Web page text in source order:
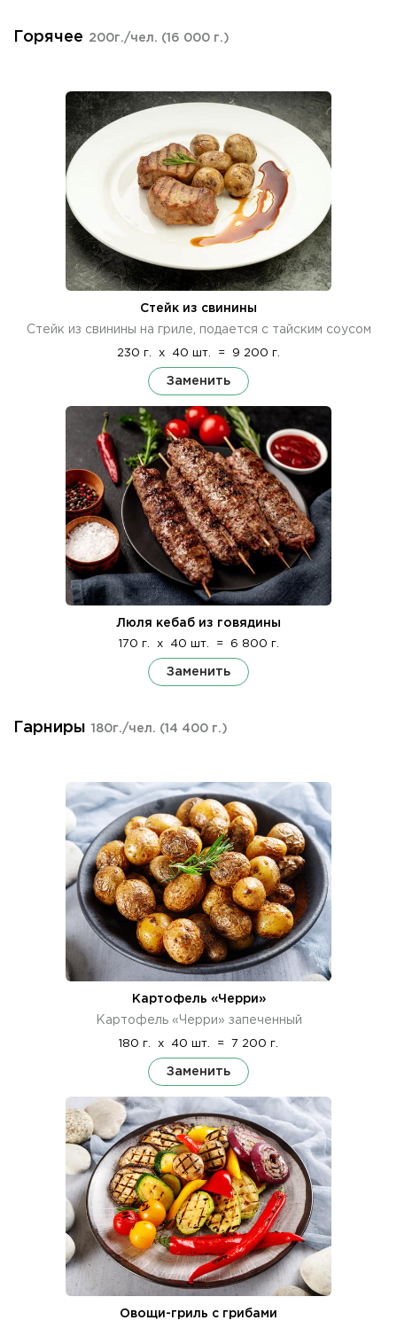
Горячее 200г./чел. (16 000 г.)
Стейк из свинины
Стейк из свинины на гриле, подается с тайским соусом
230 г. x 40 шт. = 9 200 г.
Заменить
Люля кебаб из говядины
170 г. x 40 шт. = 6 800 г.
Заменить
Гарниры 180г./чел. (14 400 г.)
Картофель «Черри»
Картофель «Черри» запеченный
180 г. x 40 шт. = 7 200 г.
Заменить
Овощи-гриль с грибами